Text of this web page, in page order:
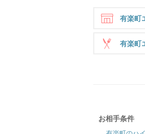
有楽町
異なる会場テーマ
有楽町
お相手条件